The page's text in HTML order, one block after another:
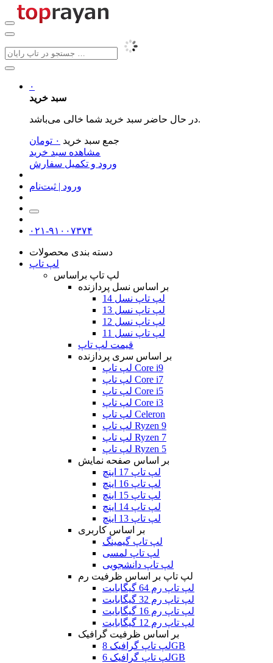
۰
سبد خرید
در حال حاضر سبد خرید شما خالی می‌باشد.
جمع سبد خرید ۰ تومان
مشاهده سبد خرید
ورود و تکمیل سفارش
ورود | ثبت‌نام
۰۲۱-۹۱۰۰۷۳۷۴
دسته بندی محصولات
لپ تاپ
لپ تاپ براساس
بر اساس نسل پردازنده
لپ تاپ نسل 14
لپ تاپ نسل 13
لپ تاپ نسل 12
لپ تاپ نسل 11
قیمت لپ تاپ
بر اساس سری پردازنده
لپ تاپ Core i9
لپ تاپ Core i7
لپ تاپ Core i5
لپ تاپ Core i3
لپ تاپ Celeron
لپ تاپ Ryzen 9
لپ تاپ Ryzen 7
لپ تاپ Ryzen 5
بر اساس صفحه نمایش
لپ تاپ 17 اینچ
لپ تاپ 16 اینچ
لپ تاپ 15 اینچ
لپ تاپ 14 اینچ
لپ تاپ 13 اینچ
بر اساس کاربری
لپ تاپ گیمینگ
لپ تاپ لمسی
لپ تاپ دانشجویی
لپ تاپ بر اساس ظرفیت رم
لپ تاپ رم 64 گیگابایت
لپ تاپ رم 32 گیگابایت
لپ تاپ رم 16 گیگابایت
لپ تاپ رم 12 گیگابایت
بر اساس ظرفیت گرافیک
لپ تاپ گرافیک 8GB
لپ تاپ گرافیک 6GB